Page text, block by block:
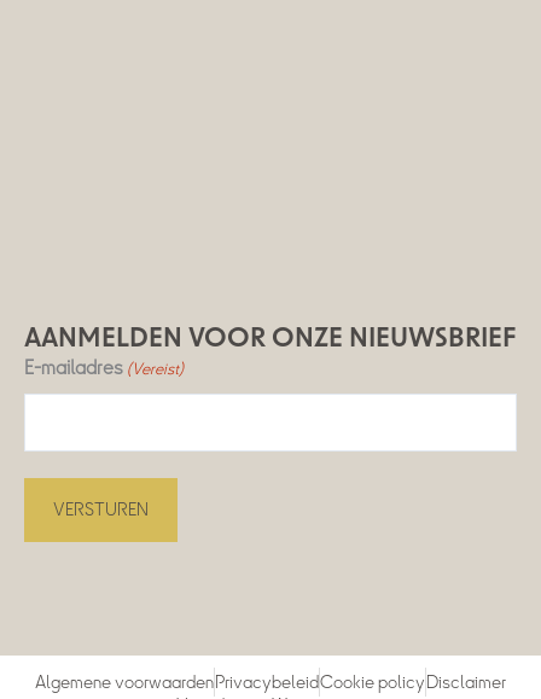
AANMELDEN VOOR ONZE NIEUWSBRIEF
E-mailadres (Vereist)
Algemene voorwaardenPrivacybeleidCookie policyDisclaimer